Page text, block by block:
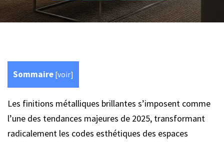
Sommaire [voir]
Les finitions métalliques brillantes s’imposent comme
l’une des tendances majeures de 2025, transformant
radicalement les codes esthétiques des espaces